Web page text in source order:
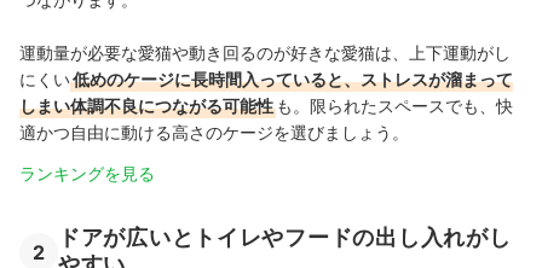
運動量が必要な愛猫や動き回るのが好きな愛猫は、上下運動がし
にくい低めのケージに長時間入っていると、ストレスが溜まって
しまい体調不良につながる可能性 も。限られたスペースでも、快
適かつ自由に動ける高さのケージを選びましょう。
ランキングを見る
2
ドアが広いとトイレやフードの出し入れがし